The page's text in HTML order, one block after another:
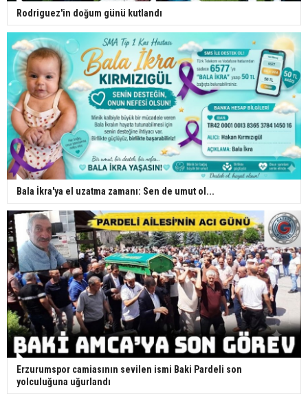
Rodriguez'in doğum günü kutlandı
Bala İkra'ya el uzatma zamanı: Sen de umut ol...
Erzurumspor camiasının sevilen ismi Baki Pardeli son
yolculuğuna uğurlandı